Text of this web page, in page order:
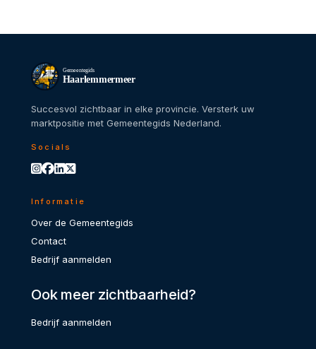
Gemeentegids
Haarlemmermeer
Succesvol zichtbaar in elke provincie. Versterk uw
marktpositie met Gemeentegids Nederland.
Socials
Informatie
Over de Gemeentegids
Contact
Bedrijf aanmelden
Ook meer zichtbaarheid?
Bedrijf aanmelden